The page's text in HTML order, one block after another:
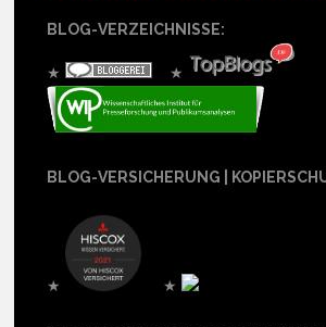
BLOG-VERZEICHNISSE:
★ ★
BLOG-VERSICHERUNG |
★ ★